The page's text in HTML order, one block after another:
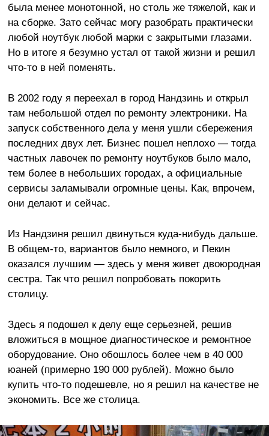
была менее монотонной, но столь же тяжелой, как и
на сборке. Зато сейчас могу разобрать практически
любой ноутбук любой марки с закрытыми глазами.
Но в итоге я безумно устал от такой жизни и решил
что-то в ней поменять.
В 2002 году я переехал в город Нандзинь и открыл
там небольшой отдел по ремонту электроники. На
запуск собственного дела у меня ушли сбережения
последних двух лет. Бизнес пошел неплохо — тогда
частных лавочек по ремонту ноутбуков было мало,
тем более в небольших городах, а официальные
сервисы заламывали огромные цены. Как, впрочем,
они делают и сейчас.
Из Нандзиня решил двинуться куда-нибудь дальше.
В общем-то, вариантов было немного, и Пекин
оказался лучшим — здесь у меня живет двоюродная
сестра. Так что решил попробовать покорить
столицу.
Здесь я подошел к делу еще серьезней, решив
вложиться в мощное диагностическое и ремонтное
оборудование. Оно обошлось более чем в 40 000
юаней (примерно 190 000 рублей). Можно было
купить что-то подешевле, но я решил на качестве не
экономить. Все же столица.